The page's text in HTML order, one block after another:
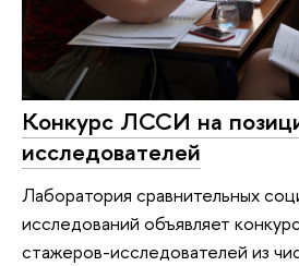
Конкурс ЛССИ на
исследователей
Лаборатория сравнительных
исследований объявляет
стажеров-исследователей из